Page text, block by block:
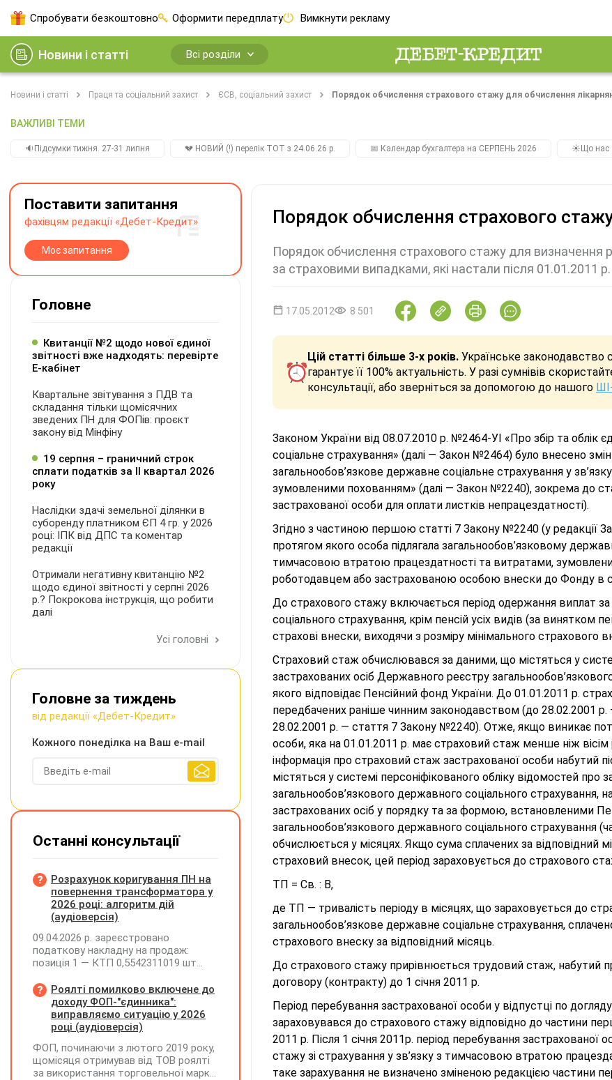
Спробувати безкоштовно Оформити передплату Вимкнути рекламу
Новини і статті Всі розділи
Новини і статті Праця та соціальний захист ЄСВ, соціальний захист Порядок обчислення страхового стажу для обчислення
ВАЖЛИВІ ТЕМИ
🔉Підсумки тижня. 27-31 липня 💔 НОВИЙ (!) перелік ТОТ з 24.06.26 р. 📅 Календар бухгалтера на СЕРПЕНЬ 2026 ☀️Що нас
Порядок обчислення страхового
Порядок обчислення страхового стажу для визначення
за страховими випадками, які настали після 01.01.2011 р.
17.05.2012 8 501
Цій статті більше 3-х років. Українське законодавство
гарантує її 100% актуальність. У разі сумнівів
консультації, або зверніться за допомогою до нашого
Законом України від 08.07.2010 р. №2464-УІ «Про збір та облік
соціальне страхування» (далі — Закон №2464) було внесено
загальнообов’язкове державне соціальне страхування у
зумовленими похованням» (далі — Закон №2240), зокрема до
застрахованої особи для оплати листків непрацездатності).
Згідно з частиною першою статті 7 Закону №2240 (у редакції
протягом якого особа підлягала загальнообов’язковому
тимчасовою втратою працездатності та витратами,
роботодавцем або застрахованою особою внески до Фонду в
До страхового стажу включається період одержання виплат
соціального страхування, крім пенсій усіх видів (за винятком
страхові внески, виходячи з розміру мінімального страхового
Страховий стаж обчислювався за даними, що містяться у
застрахованих осіб Державного реєстру
якого відповідає Пенсійний фонд України. До 01.01.2011 р.
передбачених раніше чинним законодавством (до 28.02.2001
28.02.2001 р. — стаття 7 Закону №2240). Отже, якщо виникає
особи, яка на 01.01.2011 р. має страховий стаж менше ніж вісім
інформація про страховий стаж застрахованої особи набутий
містяться у системі персоніфікованого обліку відомостей
загальнообов’язкового державного соціального страхування,
застрахованих осіб у порядку та за формою, встановленими
загальнообов’язкового державного соціального страхування
обчислюється у місяцях. Якщо сума сплачених за відповідний
страховий внесок, цей період зараховується до страхового
ТП = Св. : В,
де ТП — тривалість періоду в місяцях, що зараховується до
загальнообов’язкове державне соціальне страхування,
страхового внеску за відповідний місяць.
До страхового стажу прирівнюється трудовий стаж, набутий
договору (контракту) до 1 січня 2011 р.
Період перебування застрахованої особи у відпустці по
зараховувався до страхового стажу відповідно до частини
2011 р. Після 1 січня 2011р. період перебування застрахованої
стажу зі страхування у зв’язку з тимчасовою втратою
таке зарахування не визначено зміненою редакцією частини
Поставити запитання
фахівцям редакції «Дебет-Кредит»
Моє запитання
Головне
Квитанції №2 щодо нової єдиної
звітності вже надходять: перевірте
Е-кабінет
Квартальне звітування з ПДВ та
складання тільки щомісячних
зведених ПН для ФОПів: проєкт
закону від Мінфіну
19 серпня – граничний строк
сплати податків за ІI квартал 2026
року
Наслідки здачі земельної ділянки в
суборенду платником ЄП 4 гр. у 2026
році: ІПК від ДПС та коментар
редакції
Отримали негативну квитанцію №2
щодо єдиної звітності у серпні 2026
р.? Покрокова інструкція, що робити
далі
Усі головні
Головне за тиждень
від редакції «Дебет-Кредит»
Кожного понеділка на Ваш e-mail
Останні консультації
Розрахунок коригування ПН на
повернення трансформатора у
2026 році: алгоритм дій
(аудіоверсія)
09.04.2026 р. зареєстровано
податкову накладну на продаж:
позиція 1 — КТП 0,5542311019 шт
41443,83); позиція 2 —
трансформатор 1 шт (ціна 201130,20,
сума 201130,20, ПДВ 40226,04).
25.06.2026 р. покупець повернув
скласти розрахунок коригування?
Роялті помилково включене до
доходу ФОП-"єдинника":
виправляємо ситуацію у 2026
році (аудіоверсія)
ФОП, починаючи з лютого 2019 року,
щомісяця отримував від ТОВ роялті
за використання торговельної марки.